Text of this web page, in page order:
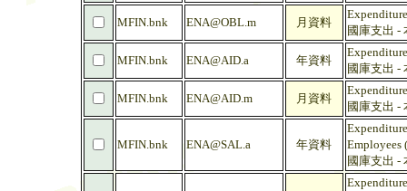
MFIN.bnk ENA@OBL.m 月資料
國庫支出 -
MFIN.bnk ENA@AID.a 年資料
國庫支出 -
MFIN.bnk ENA@AID.m 月資料
國庫支出 -
MFIN.bnk ENA@SAL.a 年資料
Employees
國庫支出 -